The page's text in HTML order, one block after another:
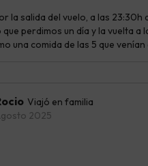
la salida del vuelo, a las 23:30h
que perdimos un día y la vuelta a
una comida de las 5 que
Viajó en familia
2025